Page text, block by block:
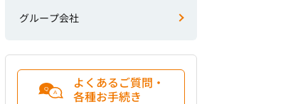
グループ会社
よくあるご質問・
各種お手続き